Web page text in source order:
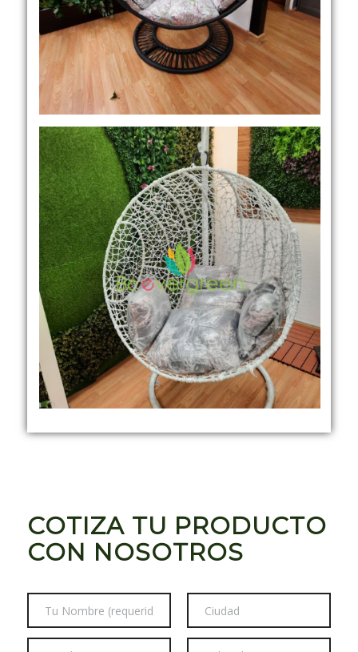
COTIZA TU PRODUCTO
CON NOSOTROS